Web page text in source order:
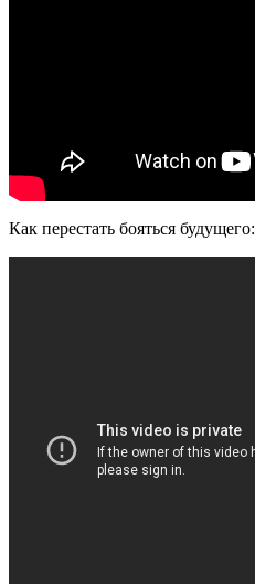
Как перестать бояться будущего: